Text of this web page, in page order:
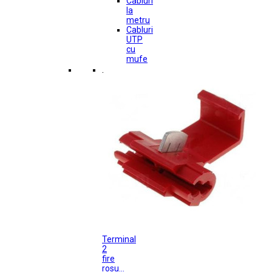
la
metru
Cabluri
UTP
cu
mufe
.
Terminal
2
fire
rosu...